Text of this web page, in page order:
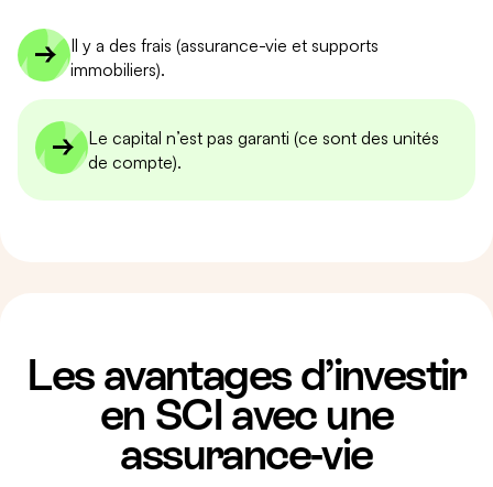
Il y a des frais (assurance-vie et supports
immobiliers).
Le capital n’est pas garanti (ce sont des unités
de compte).
Les avantages d’investir
en SCI avec une
assurance-vie